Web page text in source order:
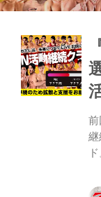
前
継